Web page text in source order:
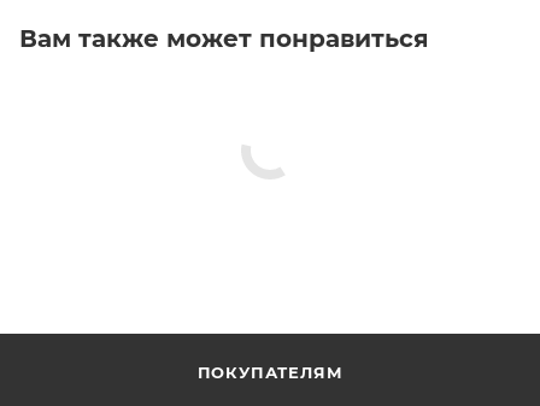
Вам также может понравиться
ПОКУПАТЕЛЯМ